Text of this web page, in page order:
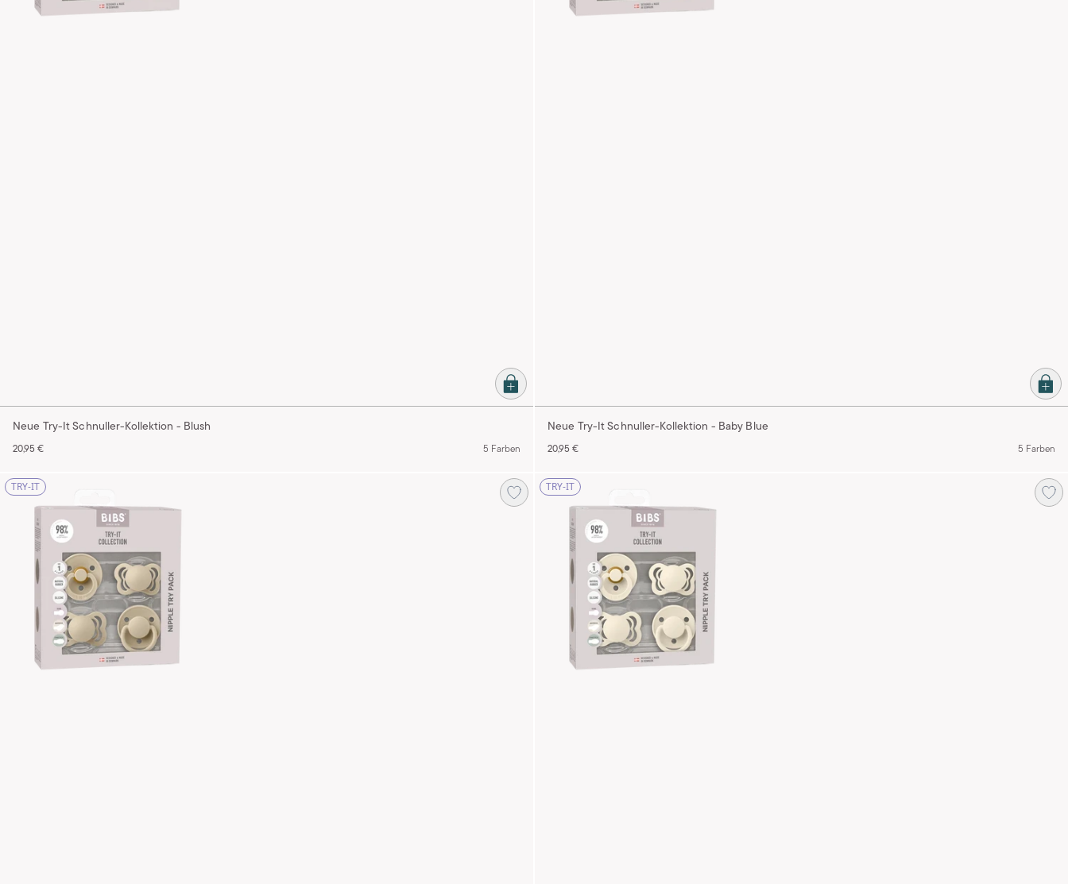
Neue Try-It Schnuller-Kollektion - Blush
20,95 € 5 Farben
Neue Try-It Schnuller-Kollektion - Baby Blue
20,95 € 5 Farben
TRY-IT TRY-IT